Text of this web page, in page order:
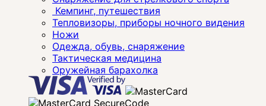
Кемпинг, путешествия
Тепловизоры, приборы ночного видения
Ножи
Одежда, обувь, снаряжение
Тактическая медицина
Оружейная барахолка